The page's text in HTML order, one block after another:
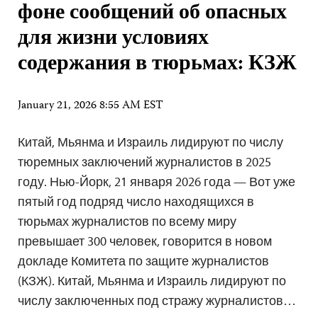
фоне сообщений об опасных
для жизни условиях
содержания в тюрьмах: КЗЖ
January 21, 2026 8:55 AM EST
Китай, Мьянма и Израиль лидируют по числу
тюремных заключений журналистов в 2025
году. Нью-Йорк, 21 января 2026 года — Вот уже
пятый год подряд число находящихся в
тюрьмах журналистов по всему миру
превышает 300 человек, говорится в новом
докладе Комитета по защите журналистов
(КЗЖ). Китай, Мьянма и Израиль лидируют по
числу заключенных под стражу журналистов…